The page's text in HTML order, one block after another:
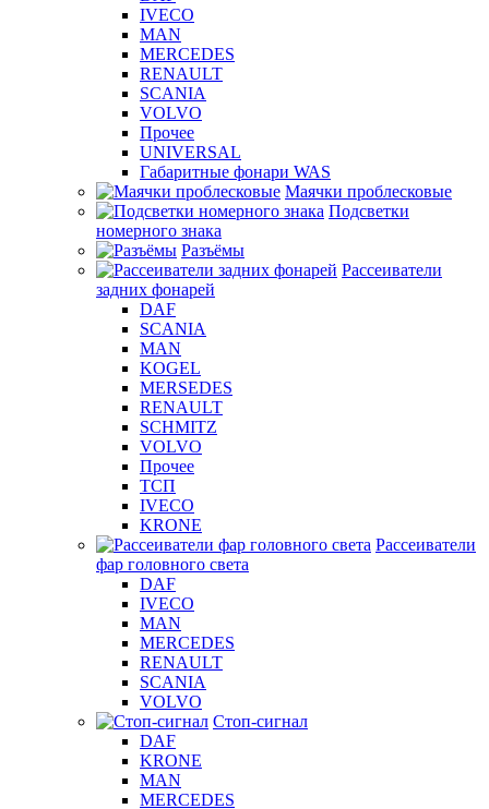
IVECO
MAN
MERCEDES
RENAULT
SCANIA
VOLVO
Прочее
UNIVERSAL
Габаритные фонари WAS
Маячки проблесковые
Подсветки
номерного знака
Разъёмы
Рассеиватели
задних фонарей
DAF
SCANIA
MAN
KOGEL
MERSEDES
RENAULT
SCHMITZ
VOLVO
Прочее
ТСП
IVECO
KRONE
Рассеиватели
фар головного света
DAF
IVECO
MAN
MERCEDES
RENAULT
SCANIA
VOLVO
Стоп-сигнал
DAF
KRONE
MAN
MERCEDES